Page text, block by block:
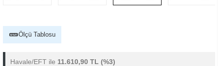
Ölçü Tablosu
Havale/EFT ile 11.610,90 TL (%3)